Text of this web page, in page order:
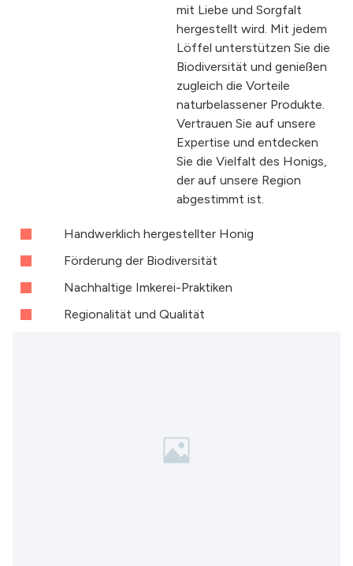
mit Liebe und Sorgfalt
hergestellt wird. Mit jedem
Löffel unterstützen Sie die
Biodiversität und genießen
zugleich die Vorteile
naturbelassener Produkte.
Vertrauen Sie auf unsere
Expertise und entdecken
Sie die Vielfalt des Honigs,
der auf unsere Region
abgestimmt ist.
Handwerklich hergestellter Honig
Förderung der Biodiversität
Nachhaltige Imkerei-Praktiken
Regionalität und Qualität